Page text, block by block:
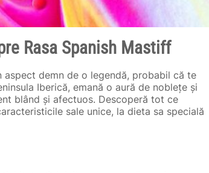
Rasa Spanish Mastiff
aspect demn de o legendă, probabil că te
Iberică, emană o aură de noblețe și
blând și afectuos. Descoperă tot ce
sale unice, la dieta sa specială